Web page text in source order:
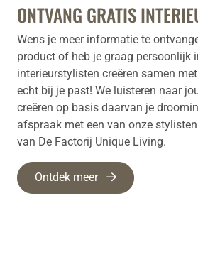
ONTVANG GRATIS
Wens je meer informatie te
product of heb je graag persoonlijk
interieurstylisten creëren samen
echt bij je past! We luisteren naar
creëren op basis daarvan je
afspraak met een van onze
van De Factorij Unique Living.
Ontdek meer